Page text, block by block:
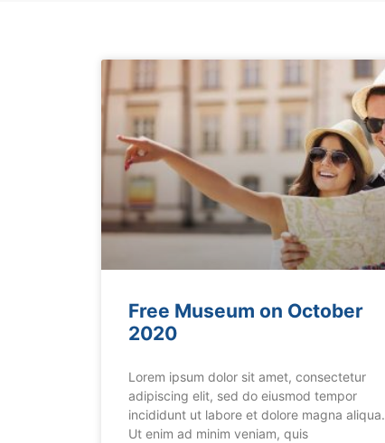
Free Museum on October
2020
Lorem ipsum dolor sit amet, consectetur
adipiscing elit, sed do eiusmod tempor
incididunt ut labore et dolore magna aliqua.
Ut enim ad minim veniam, quis